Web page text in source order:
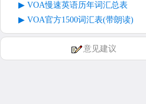
VOA慢速英语历年词汇总表
VOA官方1500词汇表(带朗读)
意见建议